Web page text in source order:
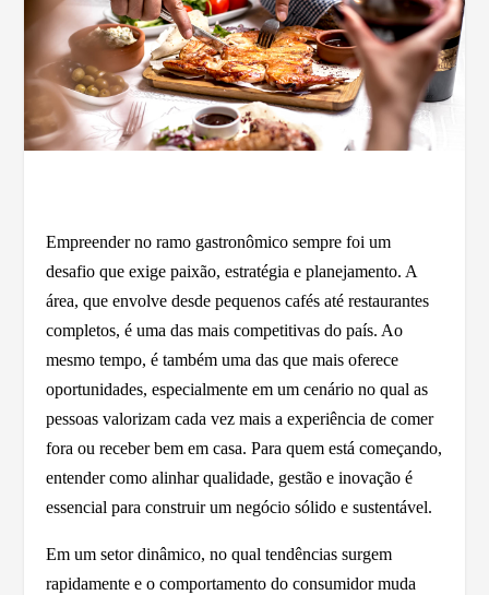
Empreender no ramo gastronômico sempre foi um
desafio que exige paixão, estratégia e planejamento. A
área, que envolve desde pequenos cafés até restaurantes
completos, é uma das mais competitivas do país. Ao
mesmo tempo, é também uma das que mais oferece
oportunidades, especialmente em um cenário no qual as
pessoas valorizam cada vez mais a experiência de comer
fora ou receber bem em casa. Para quem está começando,
entender como alinhar qualidade, gestão e inovação é
essencial para construir um negócio sólido e sustentável.
Em um setor dinâmico, no qual tendências surgem
rapidamente e o comportamento do consumidor muda